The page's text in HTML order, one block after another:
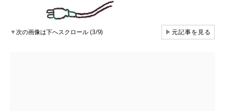
▼次の画像は下へスクロール (3/9) ▶元記事を見る